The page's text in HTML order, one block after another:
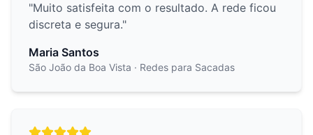
"Muito satisfeita com o resultado. A rede ficou
discreta e segura."
Maria Santos
São João da Boa Vista · Redes para Sacadas